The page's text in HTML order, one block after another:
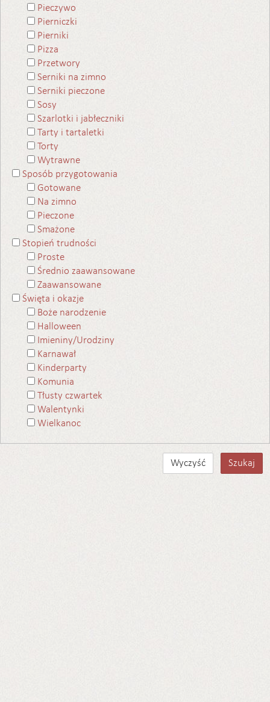
Pieczywo
Pierniczki
Pierniki
Pizza
Przetwory
Serniki na zimno
Serniki pieczone
Sosy
Szarlotki i jabłeczniki
Tarty i tartaletki
Torty
Wytrawne
Sposób przygotowania
Gotowane
Na zimno
Pieczone
Smażone
Stopień trudności
Proste
Średnio zaawansowane
Zaawansowane
Święta i okazje
Boże narodzenie
Halloween
Imieniny/Urodziny
Karnawał
Kinderparty
Komunia
Tłusty czwartek
Walentynki
Wielkanoc